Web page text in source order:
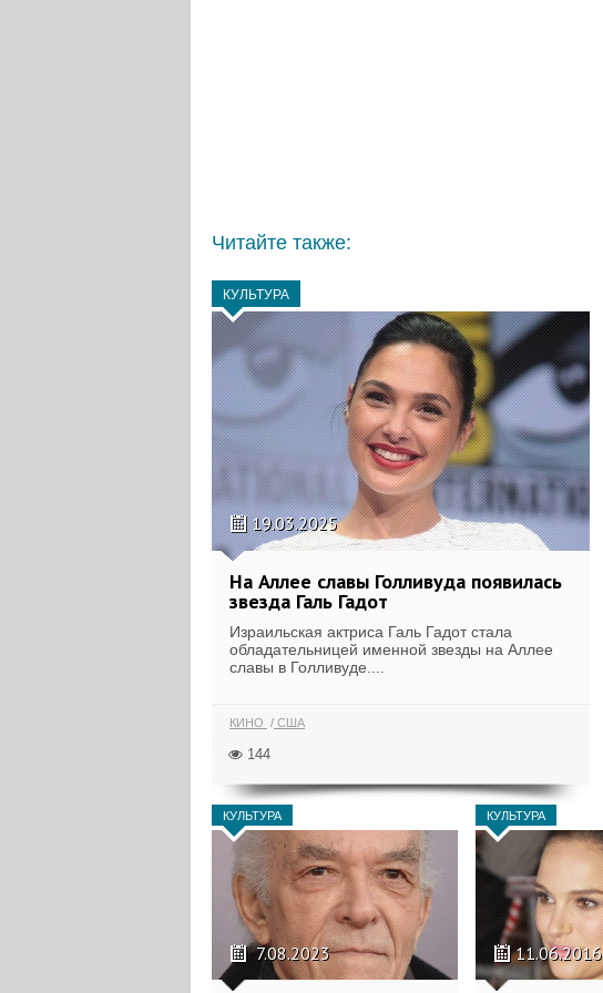
Читайте также:
КУЛЬТУРА
19.03.2025
На Аллее славы Голливуда появилась
звезда Галь Гадот
Израильская актриса Галь Гадот стала
обладательницей именной звезды на Аллее
славы в Голливуде....
КИНО США
144
КУЛЬТУРА
7.08.2023
КУЛЬТУРА
11.06.2016